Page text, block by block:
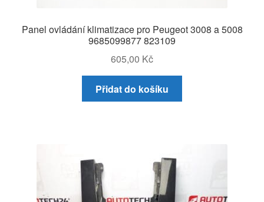
Panel ovládání klimatizace pro Peugeot 3008 a 5008
9685099877 823109
605,00 Kč
Přidat do košíku